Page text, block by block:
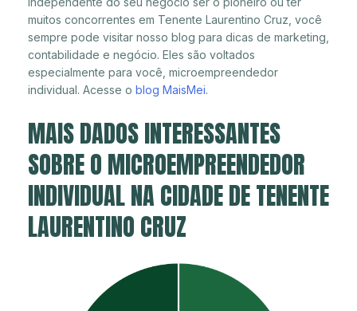
muitos concorrentes em Tenente Laurentino Cruz, você
sempre pode visitar nosso blog para dicas de marketing,
contabilidade e negócio. Eles são voltados
especialmente para você, microempreendedor
individual. Acesse o blog MaisMei.
MAIS DADOS INTERESSANTES
SOBRE O MICROEMPREENDEDOR
INDIVIDUAL NA CIDADE DE TENENTE
LAURENTINO CRUZ